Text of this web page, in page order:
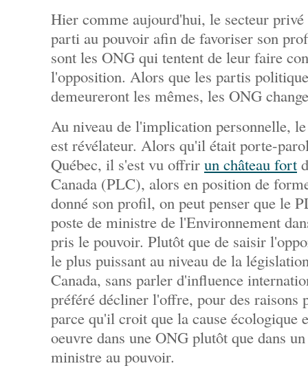
Hier comme aujourd'hui, le secteur privé
parti au pouvoir afin de favoriser son
sont les ONG qui tentent de leur faire
l'opposition. Alors que les partis
demeureront les mêmes, les ONG
Au niveau de l'implication personnelle,
est révélateur. Alors qu'il était porte-
Québec, il s'est vu offrir un château fort
Canada (PLC), alors en position de
donné son profil, on peut penser que le
poste de ministre de l'Environnement
pris le pouvoir. Plutôt que de saisir
le plus puissant au niveau de la
Canada, sans parler d'influence
préféré décliner l'offre, pour des raisons
parce qu'il croit que la cause écologique
oeuvre dans une ONG plutôt que dans
ministre au pouvoir.